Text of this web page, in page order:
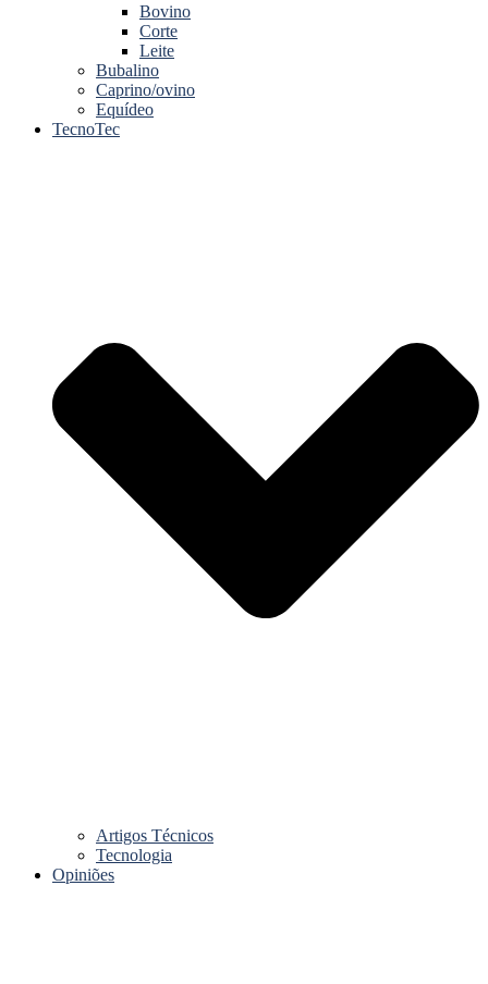
Bovino
Corte
Leite
Bubalino
Caprino/ovino
Equídeo
TecnoTec
Artigos Técnicos
Tecnologia
Opiniões